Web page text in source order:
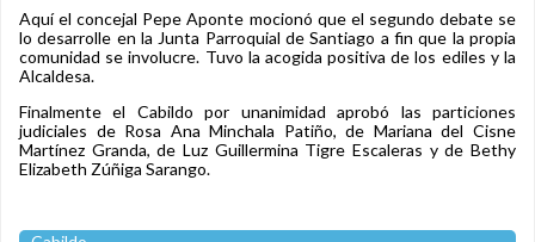
Aquí el concejal Pepe Aponte mocionó que el segundo debate se
lo desarrolle en la Junta Parroquial de Santiago a fin que la propia
comunidad se involucre. Tuvo la acogida positiva de los ediles y la
Alcaldesa.
Finalmente el Cabildo por unanimidad aprobó las particiones
judiciales de Rosa Ana Minchala Patiño, de Mariana del Cisne
Martínez Granda, de Luz Guillermina Tigre Escaleras y de Bethy
Elizabeth Zúñiga Sarango.